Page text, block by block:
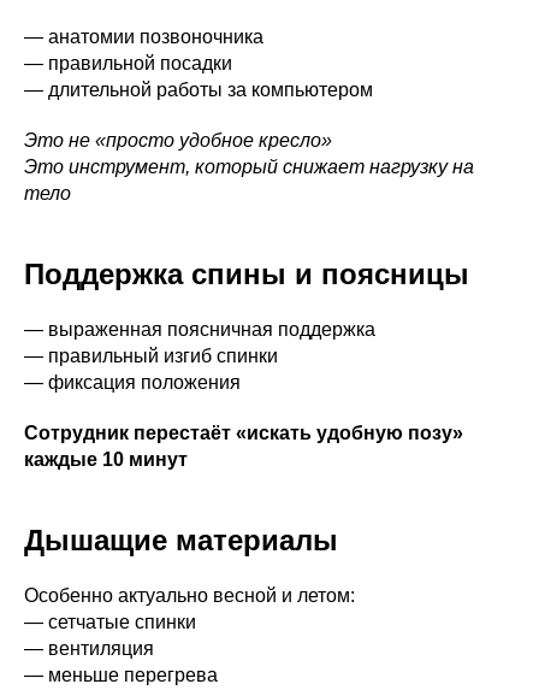
— анатомии позвоночника
— правильной посадки
— длительной работы за компьютером
Это не «просто удобное кресло»
Это инструмент, который снижает нагрузку на
тело
Поддержка спины и поясницы
— выраженная поясничная поддержка
— правильный изгиб спинки
— фиксация положения
Сотрудник перестаёт «искать удобную позу»
каждые 10 минут
Дышащие материалы
Особенно актуально весной и летом:
— сетчатые спинки
— вентиляция
— меньше перегрева